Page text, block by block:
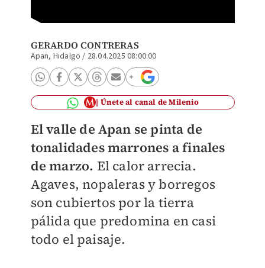
GERARDO CONTRERAS
Apan, Hidalgo / 28.04.2025 08:00:00
Únete al canal de Milenio
El valle de Apan se pinta de
tonalidades marrones a finales
de marzo. El calor arrecia.
Agaves, nopaleras y borregos
son cubiertos por la tierra
pálida que predomina en casi
todo el paisaje.